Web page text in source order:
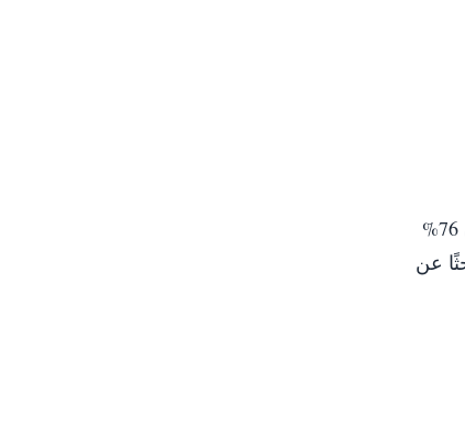
تتعرض النساء لمخاطر مستمرة داخل مخيمات النزوح وخارجها. وأظهرت دراسة لصندوق الأمم المتحدة للسكان أن 76%
عن